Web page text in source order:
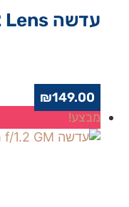
עדשה Sony FE 28mm F/2 Lens
₪149.00
מבצע!